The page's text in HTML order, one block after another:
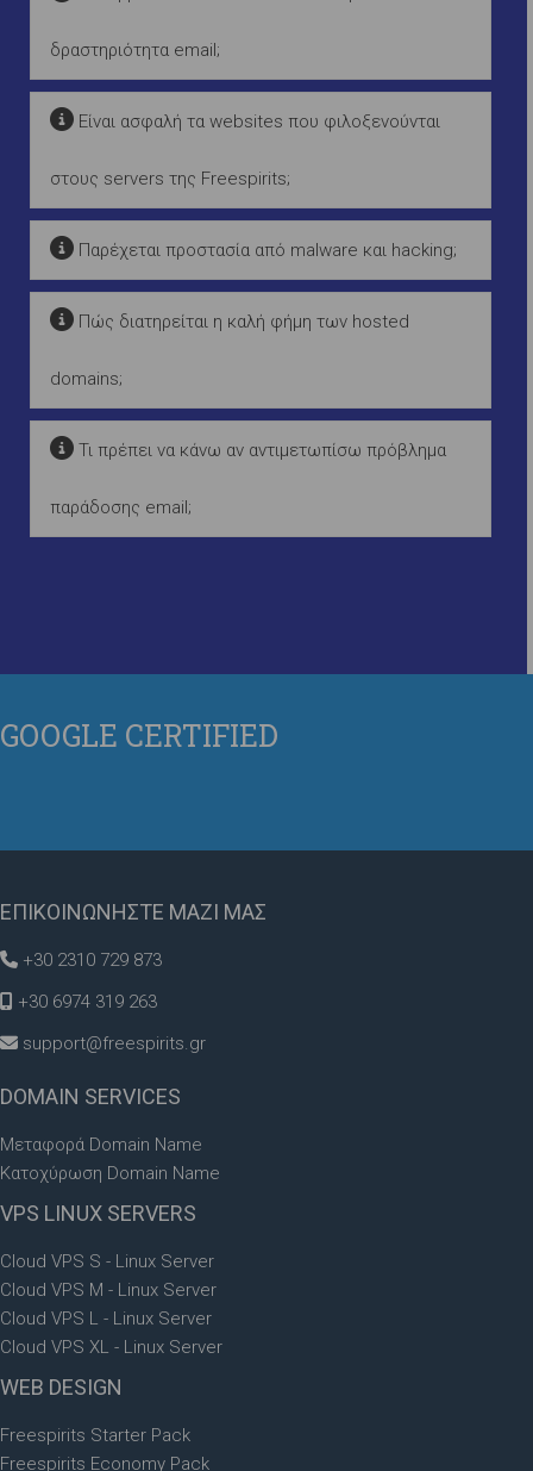
δραστηριότητα email;
Είναι ασφαλή τα websites που φιλοξενούνται
στους servers της Freespirits;
Παρέχεται προστασία από malware και hacking;
Πώς διατηρείται η καλή φήμη των hosted
domains;
Τι πρέπει να κάνω αν αντιμετωπίσω πρόβλημα
παράδοσης email;
GOOGLE CERTIFIED
ΕΠΙΚΟΙΝΩΝΗΣΤΕ ΜΑΖΙ ΜΑΣ
+30 2310 729 873
+30 6974 319 263
support@freespirits.gr
DOMAIN SERVICES
Μεταφορά Domain Name
Κατοχύρωση Domain Name
VPS LINUX SERVERS
Cloud VPS S - Linux Server
Cloud VPS M - Linux Server
Cloud VPS L - Linux Server
Cloud VPS XL - Linux Server
WEB DESIGN
Freespirits Starter Pack
Freespirits Economy Pack